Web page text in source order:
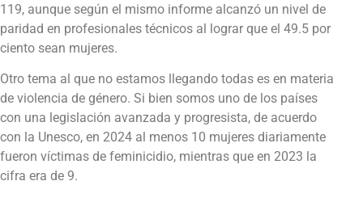
119, aunque según el mismo informe alcanzó un nivel de
paridad en profesionales técnicos al lograr que el 49.5 por
ciento sean mujeres.
Otro tema al que no estamos llegando todas es en materia
de violencia de género. Si bien somos uno de los países
con una legislación avanzada y progresista, de acuerdo
con la Unesco, en 2024 al menos 10 mujeres diariamente
fueron víctimas de feminicidio, mientras que en 2023 la
cifra era de 9.